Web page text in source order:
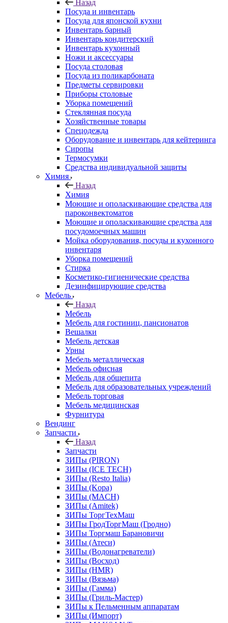
Назад
Посуда и инвентарь
Посуда для японской кухни
Инвентарь барный
Инвентарь кондитерский
Инвентарь кухонный
Ножи и аксессуары
Посуда столовая
Посуда из поликарбоната
Предметы сервировки
Приборы столовые
Уборка помещений
Стеклянная посуда
Хозяйственные товары
Спецодежда
Оборудование и инвентарь для кейтеринга
Сиропы
Термосумки
Средства индивидуальной защиты
Химия
Назад
Химия
Моющие и ополаскивающие средства для
пароконвектоматов
Моющие и ополаскивающие средства для
посудомоечных машин
Мойка оборудования, посуды и кухонного
инвентаря
Уборка помещений
Стирка
Косметико-гигиенические средства
Дезинфицирующие средства
Мебель
Назад
Мебель
Мебель для гостиниц, пансионатов
Вешалки
Мебель детская
Урны
Мебель металлическая
Мебель офисная
Мебель для общепита
Мебель для образовательных учреждений
Мебель торговая
Мебель медицинская
Фурнитура
Вендинг
Запчасти
Назад
Запчасти
ЗИПы (PIRON)
ЗИПы (ICE TECH)
ЗИПы (Resto Italia)
ЗИПы (Kopa)
ЗИПы (MACH)
ЗИПы (Amitek)
ЗИПы ТоргТехМаш
ЗИПы ГродТоргМаш (Гродно)
ЗИПы Торгмаш Барановичи
ЗИПы (Атеси)
ЗИПы (Водонагреватели)
ЗИПы (Восход)
ЗИПы (HMR)
ЗИПы (Вязьма)
ЗИПы (Гамма)
ЗИПы (Гриль-Мастер)
ЗИПы к Пельменным аппаратам
ЗИПы (Импорт)